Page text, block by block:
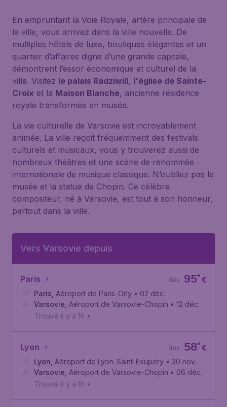
En empruntant la Voie Royale, artère principale de
la ville, vous arrivez dans la ville nouvelle. De
multiples hôtels de luxe, boutiques élégantes et un
quartier d’affaires digne d’une grande capitale,
démontrent l’essor économique et culturel de la
ville. Visitez le palais Radziwill, l'église de Sainte-
Croix et la Maison Blanche, ancienne résidence
royale transformée en musée.
La vie culturelle de Varsovie est incroyablement
animée. La ville reçoit fréquemment des festivals
culturels et musicaux, vous y trouverez aussi de
nombreux théâtres et une scène de renommée
internationale de musique classique. N’oubliez pas le
musée et la statue de Chopin. Ce célèbre
compositeur, né à Varsovie, est tout à son honneur,
partout dans la ville.
Vers Varsovie depuis
Paris €
95*
dès
Paris Aéroport de Paris-Orly • 02 déc.
Varsovie Aéroport de Varsovie-Chopin • 12 déc.
Trouvé il y a 1h •
Lyon €
58*
dès
Lyon Aéroport de Lyon-Saint-Exupéry • 30 nov.
Varsovie Aéroport de Varsovie-Chopin • 06 déc.
Trouvé il y a 1h •